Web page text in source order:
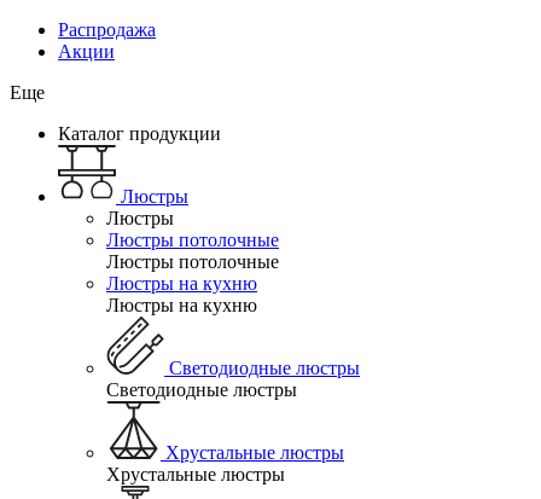
Распродажа
Акции
Еще
Каталог продукции
Люстры
Люстры
Люстры потолочные
Люстры потолочные
Люстры на кухню
Люстры на кухню
Светодиодные люстры
Светодиодные люстры
Хрустальные люстры
Хрустальные люстры